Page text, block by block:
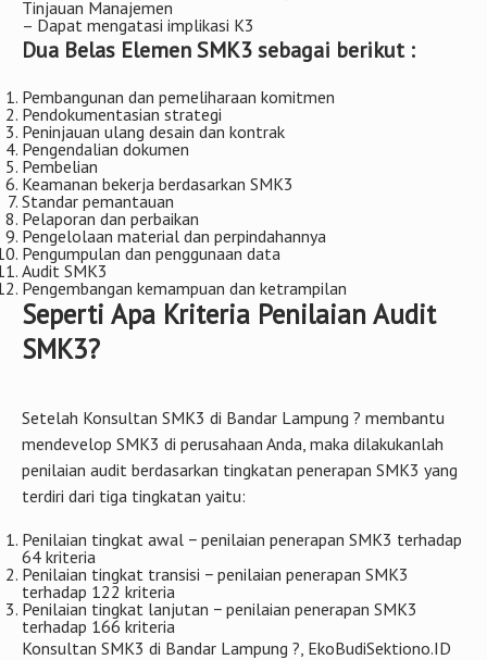
Tinjauan Manajemen
– Dapat mengatasi implikasi K3
Dua Belas Elemen SMK3 sebagai berikut :
Pembangunan dan pemeliharaan komitmen
Pendokumentasian strategi
Peninjauan ulang desain dan kontrak
Pengendalian dokumen
Pembelian
Keamanan bekerja berdasarkan SMK3
Standar pemantauan
Pelaporan dan perbaikan
Pengelolaan material dan perpindahannya
Pengumpulan dan penggunaan data
Audit SMK3
Pengembangan kemampuan dan ketrampilan
Seperti Apa Kriteria Penilaian Audit
SMK3?
Setelah Konsultan SMK3 di Bandar Lampung ? membantu
mendevelop SMK3 di perusahaan Anda, maka dilakukanlah
penilaian audit berdasarkan tingkatan penerapan SMK3 yang
terdiri dari tiga tingkatan yaitu:
Penilaian tingkat awal − penilaian penerapan SMK3 terhadap
64 kriteria
Penilaian tingkat transisi − penilaian penerapan SMK3
terhadap 122 kriteria
Penilaian tingkat lanjutan − penilaian penerapan SMK3
terhadap 166 kriteria
Konsultan SMK3 di Bandar Lampung ?, EkoBudiSektiono.ID